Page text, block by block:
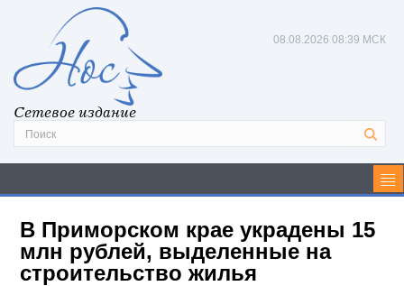
Сетевое издание
08.08.2026 08:39 МСК
В Приморском крае украдены 15
млн рублей, выделенные на
строительство жилья